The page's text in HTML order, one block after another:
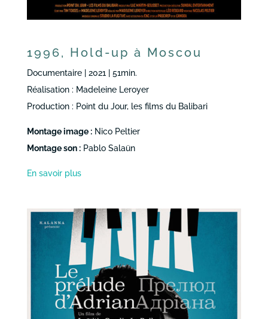
1996, Hold-up à Moscou
Documentaire | 2021 | 51min.
Réalisation : Madeleine Leroyer
Production : Point du Jour, les films du Balibari
Montage image :Nico Peltier
Montage son :Pablo Salaün
En savoir plus